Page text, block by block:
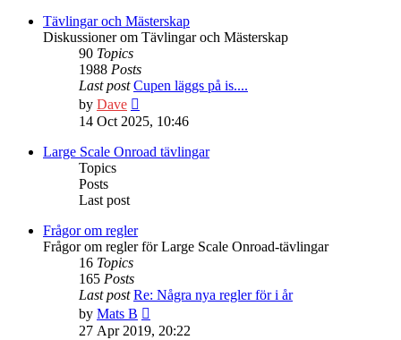
post
Tävlingar och Mästerskap
Diskussioner om Tävlingar och Mästerskap
90 Topics
1988 Posts
Last post Cupen läggs på is....
by Dave
the
post
14 Oct 2025, 10:46
Large Scale Onroad tävlingar
Topics
Posts
Last post
Frågor om regler
Frågor om regler för Large Scale Onroad-tävlingar
16 Topics
165 Posts
Last post Re: Några nya regler för i år
by Mats B
the
27 Apr 2019, 20:22